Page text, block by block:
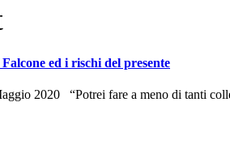
ed i rischi del presente
2020 “Potrei fare a meno di tanti